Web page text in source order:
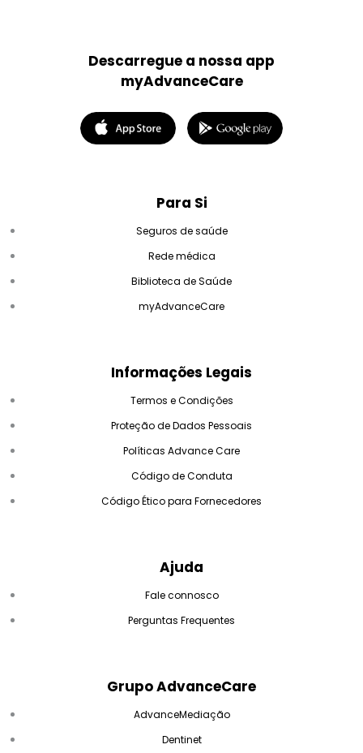
Para Si
Seguros de saúde
Rede médica
Biblioteca de Saúde
myAdvanceCare
Informações Legais
Termos e Condições
Proteção de Dados Pessoais
Políticas Advance Care
Código de Conduta
Código Ético para Fornecedores
Ajuda
Fale connosco
Perguntas Frequentes
Grupo AdvanceCare
AdvanceMediação
Dentinet
Descarregue a nossa app
myAdvanceCare